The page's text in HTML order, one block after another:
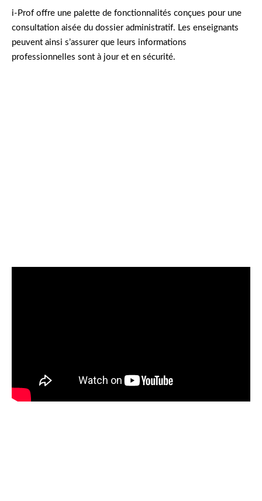
i-Prof offre une palette de fonctionnalités conçues pour une
consultation aisée du dossier administratif. Les enseignants
peuvent ainsi s’assurer que leurs informations
professionnelles sont à jour et en sécurité.